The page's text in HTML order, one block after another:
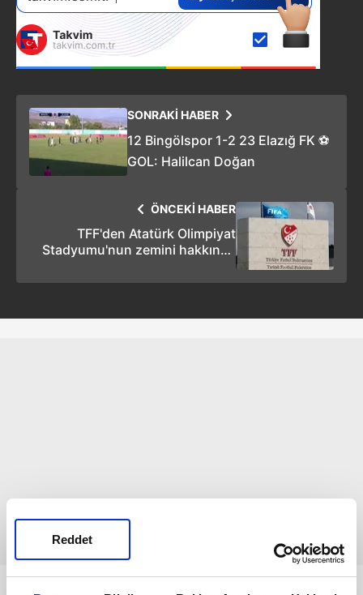
Reddet
SONRAKİ HABER
12 Bingölspor 1-2 23 Elazığ FK ⚽
GOL: Halilcan Doğan
ÖNCEKİ HABER
TFF'den Atatürk Olimpiyat
Stadyumu'nun zemini hakkında